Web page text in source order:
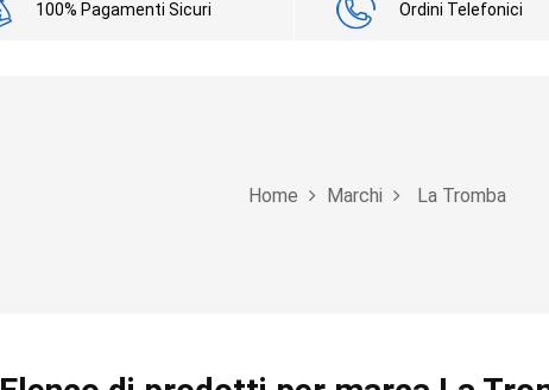
100% Pagamenti Sicuri Ordini Telefonici
Home Marchi La Tromba